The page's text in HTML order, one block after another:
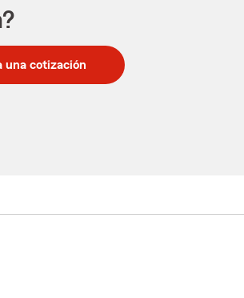
una cotización